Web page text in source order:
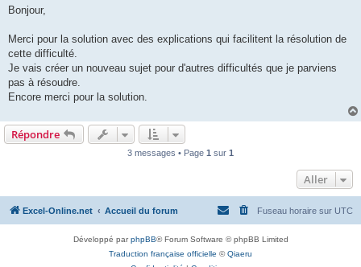
g
Bonjour,
Merci pour la solution avec des explications qui facilitent la résolution de
cette difficulté.
Je vais créer un nouveau sujet pour d'autres difficultés que je parviens
pas à résoudre.
Encore merci pour la solution.
Répondre
3 messages • Page 1 sur 1
Aller
Excel-Online.net Accueil du forum Fuseau horaire sur UTC
Développé parphpBB® Forum Software © phpBB Limited
Traduction française officielle ©Qiaeru